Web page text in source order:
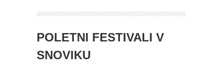
POLETNI FESTIVALI V
SNOVIKU